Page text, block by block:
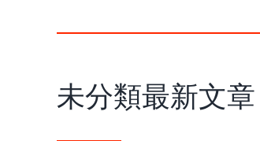
未分類最新文章